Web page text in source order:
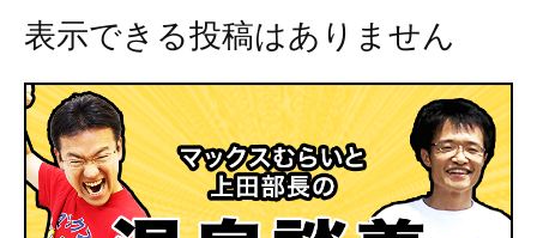
ッ
テ
表示できる投稿はありません